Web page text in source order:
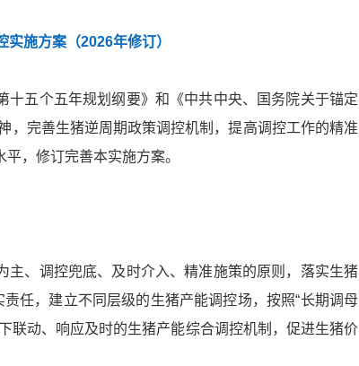
实施方案（2026年修订）
十五个五年规划纲要》和《中共中央、国务院关于锚定
，完善生猪逆周期政策调控机制，提高调控工作的精准
，修订完善本实施方案。
主、调控兜底、及时介入、精准施策的原则，落实生猪
任，建立不同层级的生猪产能调控场，按照“长期调母
联动、响应及时的生猪产能综合调控机制，促进生猪价